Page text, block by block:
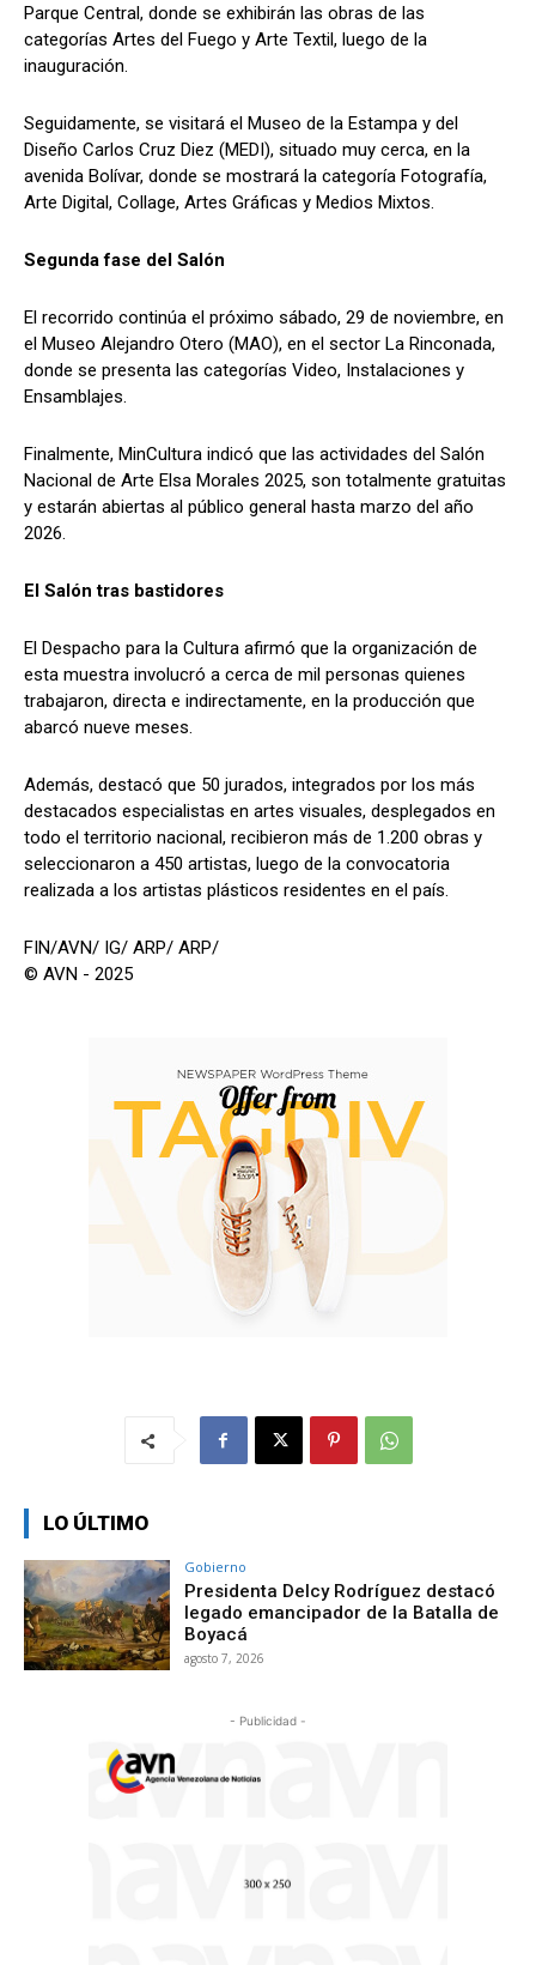
Parque Central, donde se exhibirán las obras de las
categorías Artes del Fuego y Arte Textil, luego de la
inauguración.
Seguidamente, se visitará el Museo de la Estampa y del
Diseño Carlos Cruz Diez (MEDI), situado muy cerca, en la
avenida Bolívar, donde se mostrará la categoría Fotografía,
Arte Digital, Collage, Artes Gráficas y Medios Mixtos.
Segunda fase del Salón
El recorrido continúa el próximo sábado, 29 de noviembre, en
el Museo Alejandro Otero (MAO), en el sector La Rinconada,
donde se presenta las categorías Video, Instalaciones y
Ensamblajes.
Finalmente, MinCultura indicó que las actividades del Salón
Nacional de Arte Elsa Morales 2025, son totalmente gratuitas
y estarán abiertas al público general hasta marzo del año
2026.
El Salón tras bastidores
El Despacho para la Cultura afirmó que la organización de
esta muestra involucró a cerca de mil personas quienes
trabajaron, directa e indirectamente, en la producción que
abarcó nueve meses.
Además, destacó que 50 jurados, integrados por los más
destacados especialistas en artes visuales, desplegados en
todo el territorio nacional, recibieron más de 1.200 obras y
seleccionaron a 450 artistas, luego de la convocatoria
realizada a los artistas plásticos residentes en el país.
FIN/AVN/ IG/ ARP/ ARP/
© AVN - 2025
LO ÚLTIMO
Gobierno
Presidenta Delcy Rodríguez destacó
legado emancipador de la Batalla de
Boyacá
agosto 7, 2026
- Publicidad -